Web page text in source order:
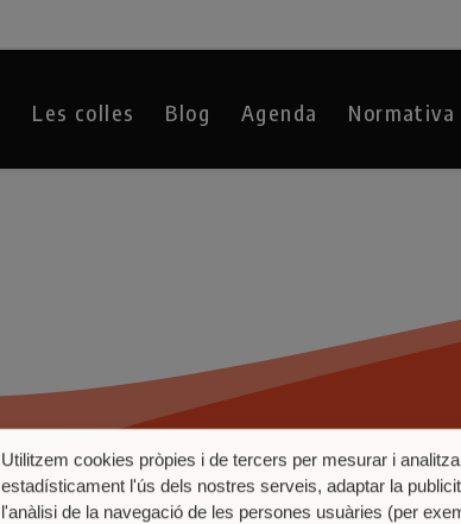
Les colles Blog Agenda Normativa
Utilitzem cookies pròpies i de tercers per mesurar i
estadísticament l'ús dels nostres serveis, adaptar la
l'anàlisi de la navegació de les persones usuàries (per